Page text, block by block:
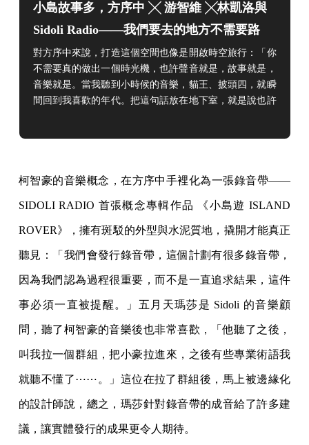
小島故事多，方序中 ╳ 游智維 ╳林凱洛與
Sidoli Radio——我們要去的地方不需要路
對方序中來說，打造這個空間也像是開啟時空旅行：「 你
不需要真的做出一個時光機，也許聲音就是，故事就是，
音樂就是。當我聽到小時候的音樂，貓王、披頭四，就瞬
間回到我喜歡的年代。把這句話放在地下室，就是說也許
柯智豪的音樂概念，在方序中手裡化為一張錄音帶——
SIDOLI RADIO 首張概念專輯作品 《小島遊 ISLAND
ROVER》，擁有斑駁的外型與水泥質地，撬開才能真正
聽見：「我們會發行錄音帶，這個計劃有很多錄音帶，
因為我們認為過程很重要，而不是一直追求結果，這件
事必須一直被提醒。」五月天瑪莎是 Sidoli 的音樂顧
問，聽了柯智豪的音樂後也非常喜歡，「他聽了之後，
叫我拉一個群組，把小豪拉進來，之後有些專業術語我
就聽不懂了⋯⋯。」這位在拉了群組後，馬上被邊緣化
的設計師說，總之，瑪莎針對錄音帶的成音給了許多建
議，讓實體發行的成果更令人期待。